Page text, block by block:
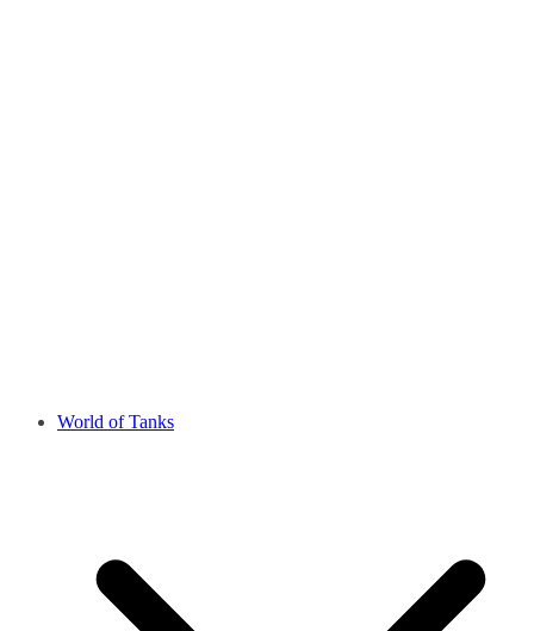
World of Tanks